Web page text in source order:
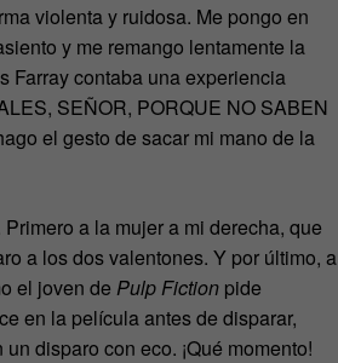
violenta y ruidosa. Me pongo en
y me remango lentamente la
Farray contaba una experiencia
SEÑOR, PORQUE NO SABEN
el gesto de sacar mi mano de la
a la mujer a mi derecha, que
a los dos valentones. Y por último, a
el joven de Pulp Fiction pide
en la película antes de disparar,
disparo con eco. ¡Qué momento!